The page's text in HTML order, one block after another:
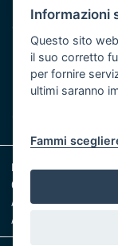
Informazioni
Questo sito
il suo corretto
per fornire
ultimi saranno
Fammi
Redazione
Responsabili
Note legali
Cookie e Privacy
Amministrazione
Albo pretorio